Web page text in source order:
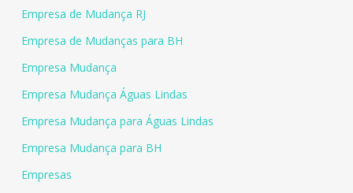
Empresa de Mudança RJ
Empresa de Mudanças para BH
Empresa Mudança
Empresa Mudança Águas Lindas
Empresa Mudança para Águas Lindas
Empresa Mudança para BH
Empresas